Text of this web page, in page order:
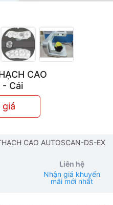
CAO
- Cái
CAO AUTOSCAN-DS-EX
Liên hệ
Nhận giá khuyến
mãi mới nhất